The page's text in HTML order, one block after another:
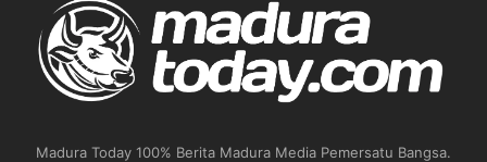
Madura Today 100% Berita Madura Media Pemersatu Bangsa.